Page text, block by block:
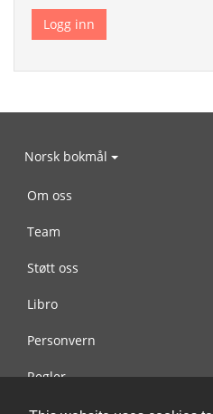
Norsk bokmål
Om oss
Team
Støtt oss
Libro
Personvern
Regler